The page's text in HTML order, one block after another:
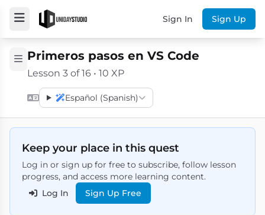
Sign In Sign Up
Primeros pasos en VS Code
Lesson 3 of 16 • 10 XP
Español (Spanish)
Keep your place in this quest
Log in or sign up for free to subscribe, follow lesson
progress, and access more learning content.
Log In
Sign Up Free